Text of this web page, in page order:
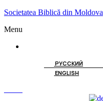
Societatea Biblică din Moldova
Menu
РУССКИЙ
ENGLISH